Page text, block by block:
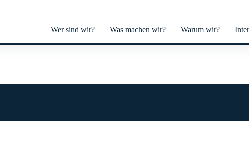
Wer sind wir? Was machen wir? Warum wir?